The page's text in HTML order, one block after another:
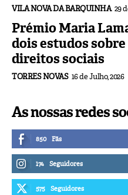
VILA NOVA DA BARQUINHA 29
Prémio Maria
dois estudos
direitos sociais
TORRES NOVAS 16 de Julho, 2026
As nossas redes
850 Fãs
174 Seguidores
575 Seguidores